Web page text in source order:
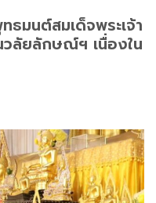
มนต์สมเด็จพระเจ้า
วลัยลักษณ์ฯ เนื่องใน